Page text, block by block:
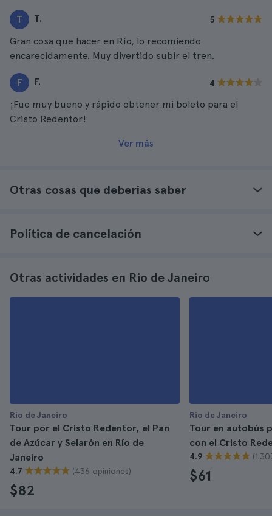
T T. 5
Gran cosa que hacer en Río, lo recomiendo
encarecidamente. Muy divertido subir el tren.
F F. 4
¡Fue muy bueno y rápido obtener mi boleto para el
Cristo Redentor!
Ver más
Otras cosas que deberías saber
Política de cancelación
Otras actividades en Rio de Janeiro
Rio de Janeiro
Tour por el Cristo Redentor, el Pan
de Azúcar y Selarón en Río de
Janeiro
4.7 (436 opiniones)
$82
Rio de Janeiro
Tour en autobús
con el Cristo
4.9
$61